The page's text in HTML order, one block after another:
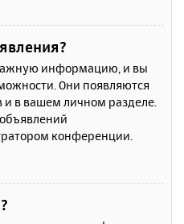
информацию, и вы
Они появляются
в вашем личном разделе.
конференции.